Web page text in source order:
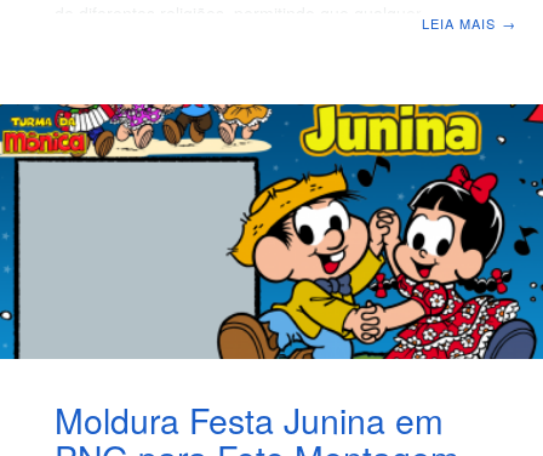
religiosas personalizadas✔ Compartilhar nas redes
sociais✔ Imprimir fotos com acabamento especial✔
Fazer homenagens ou lembranças religiosas Molduras
religiosas PNG grátis para montagem de fotos Todas as
molduras disponibilizadas aqui possuem
LEIA MAIS →
Moldura Festa Junina em